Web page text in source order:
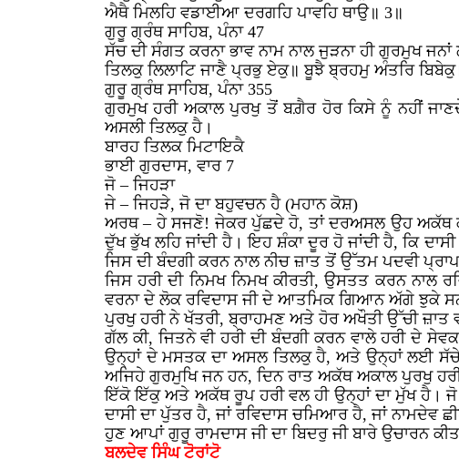
ਐਥੈ ਮਿਲਹਿ ਵਡਾਈਆ ਦਰਗਹਿ ਪਾਵਹਿ ਥਾਉ॥ 3॥
ਗੁਰੂ ਗ੍ਰੰਥ ਸਾਹਿਬ, ਪੰਨਾ 47
ਸੱਚ ਦੀ ਸੰਗਤ ਕਰਨਾ ਭਾਵ ਨਾਮ ਨਾਲ ਜੁੜਨਾ ਹੀ ਗੁਰਮੁਖ
ਤਿਲਕੁ ਲਿਲਾਟਿ ਜਾਣੈ ਪ੍ਰਭੁ ਏਕੁ॥ ਬੂਝੈ ਬ੍ਰਹਮੁ ਅੰਤਰਿ
ਗੁਰੂ ਗ੍ਰੰਥ ਸਾਹਿਬ, ਪੰਨਾ 355
ਗੁਰਮੁਖ ਹਰੀ ਅਕਾਲ ਪੁਰਖੁ ਤੋਂ ਬਗ਼ੈਰ ਹੋਰ ਕਿਸੇ ਨੂੰ ਨਹੀਂ
ਅਸਲੀ ਤਿਲਕੁ ਹੈ।
ਬਾਰਹ ਤਿਲਕ ਮਿਟਾਇਕੈ
ਭਾਈ ਗੁਰਦਾਸ, ਵਾਰ 7
ਜੋ – ਜਿਹੜਾ
ਜੇ – ਜਿਹੜੇ, ਜੋ ਦਾ ਬਹੁਵਚਨ ਹੈ (ਮਹਾਨ ਕੋਸ਼)
ਅਰਥ – ਹੇ ਸਜਣੋ! ਜੇਕਰ ਪੁੱਛਦੇ ਹੋ, ਤਾਂ ਦਰਅਸਲ ਉਹ ਅਕੱਥ
ਦੁੱਖ ਭੁੱਖ ਲਹਿ ਜਾਂਦੀ ਹੈ। ਇਹ ਸ਼ੰਕਾ ਦੂਰ ਹੋ ਜਾਂਦੀ ਹੈ, ਕਿ
ਜਿਸ ਦੀ ਬੰਦਗੀ ਕਰਨ ਨਾਲ ਨੀਚ ਜ਼ਾਤ ਤੋਂ ਉੱਤਮ ਪਦਵੀ
ਜਿਸ ਹਰੀ ਦੀ ਨਿਮਖ ਨਿਮਖ ਕੀਰਤੀ, ਉਸਤਤ ਕਰਨ ਨਾਲ
ਵਰਨਾ ਦੇ ਲੋਕ ਰਵਿਦਾਸ ਜੀ ਦੇ ਆਤਮਿਕ ਗਿਆਨ ਅੱਗੇ ਝੁਕੇ
ਪੁਰਖੁ ਹਰੀ ਨੇ ਖੱਤਰੀ, ਬ੍ਰਾਹਮਣ ਅਤੇ ਹੋਰ ਅਖੌਤੀ ਉੱਚੀ
ਗੱਲ ਕੀ, ਜਿਤਨੇ ਵੀ ਹਰੀ ਦੀ ਬੰਦਗੀ ਕਰਨ ਵਾਲੇ ਹਰੀ ਦੇ
ਉਨ੍ਹਾਂ ਦੇ ਮਸਤਕ ਦਾ ਅਸਲ ਤਿਲਕੁ ਹੈ, ਅਤੇ ਉਨ੍ਹਾਂ ਲਈ
ਅਜਿਹੇ ਗੁਰਮੁਖਿ ਜਨ ਹਨ, ਦਿਨ ਰਾਤ ਅਕੱਥ ਅਕਾਲ ਪੁਰਖੁ
ਇੱਕੋ ਇੱਕੁ ਅਤੇ ਅਕੱਥ ਰੂਪ ਹਰੀ ਵਲ ਹੀ ਉਨ੍ਹਾਂ ਦਾ ਮੁੱਖ ਹੈ। ਜੋ
ਦਾਸੀ ਦਾ ਪੁੱਤਰ ਹੈ, ਜਾਂ ਰਵਿਦਾਸ ਚਮਿਆਰ ਹੈ, ਜਾਂ ਨਾਮਦੇਵ
ਹੁਣ ਆਪਾਂ ਗੁਰੂ ਰਾਮਦਾਸ ਜੀ ਦਾ ਬਿਦਰੁ ਜੀ ਬਾਰੇ ਉਚਾਰਨ
ਬਲਦੇਵ ਸਿੰਘ ਟੋਰਾਂਟੋ